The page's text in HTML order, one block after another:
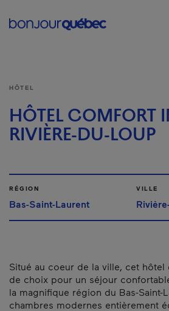
Main
HÔTEL
HÔTEL COMFORT
RIVIÈRE-DU-LOUP
RÉGION
Bas-Saint-Laurent
VILLE
Situé au coeur de la ville, cet hôtel
de choix pour un séjour
la magnifique région du Bas-Saint-
chambres modernes entièrement